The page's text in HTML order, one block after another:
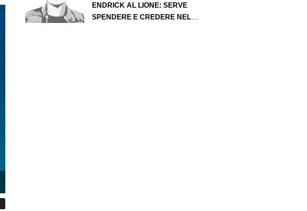
ENDRICK AL LIONE: SERVE
SPENDERE E CREDERE NELLO